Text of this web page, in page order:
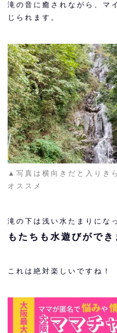
滝の音に癒されながら、マ
じられます。
▲写真は横向きだと入りき
オススメ
滝の下は浅い水たまりにな
もたちも水遊びができ
これは絶対楽しいですね！